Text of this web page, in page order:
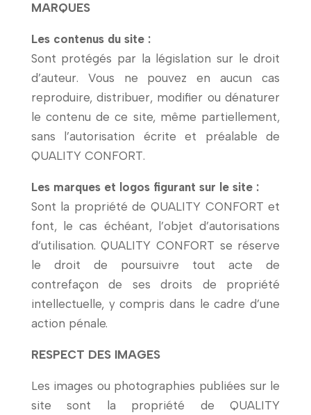
MARQUES
Les contenus du site :
Sont protégés par la législation sur le droit
d’auteur. Vous ne pouvez en aucun cas
reproduire, distribuer, modifier ou dénaturer
le contenu de ce site, même partiellement,
sans l’autorisation écrite et préalable de
QUALITY CONFORT.
Les marques et logos figurant sur le site :
Sont la propriété de QUALITY CONFORT et
font, le cas échéant, l’objet d’autorisations
d’utilisation. QUALITY CONFORT se réserve
le droit de poursuivre tout acte de
contrefaçon de ses droits de propriété
intellectuelle, y compris dans le cadre d’une
action pénale.
RESPECT DES IMAGES
Les images ou photographies publiées sur le
site sont la propriété de QUALITY